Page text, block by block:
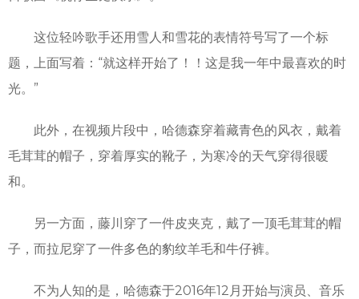
这位轻吟歌手还用雪人和雪花的表情符号写了一个标
题，上面写着：“就这样开始了！！这是我一年中最喜欢的时
光。”
此外，在视频片段中，哈德森穿着藏青色的风衣，戴着
毛茸茸的帽子，穿着厚实的靴子，为寒冷的天气穿得很暖
和。
另一方面，藤川穿了一件皮夹克，戴了一顶毛茸茸的帽
子，而拉尼穿了一件多色的豹纹羊毛和牛仔裤。
不为人知的是，哈德森于2016年12月开始与演员、音乐